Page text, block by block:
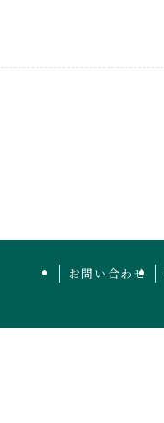
お問い合わせ